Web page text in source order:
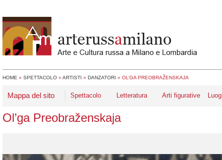
HOME » SPETTACOLO » ARTISTI » DANZATORI » OL’GA PREOBRAŽENSKAJA
Mappa del sito Spettacolo Letteratura Arti figurative
Ol’ga Preobraženskaja